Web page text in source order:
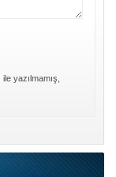
yazılmamış,